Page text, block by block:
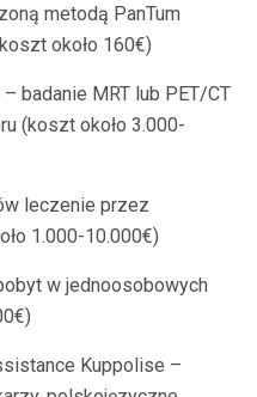
metodą PanTum
około 160€)
badanie MRT lub PET/CT
(koszt około 3.000-
leczenie przez
1.000-10.000€)
w jednoosobowych
Kuppolise –